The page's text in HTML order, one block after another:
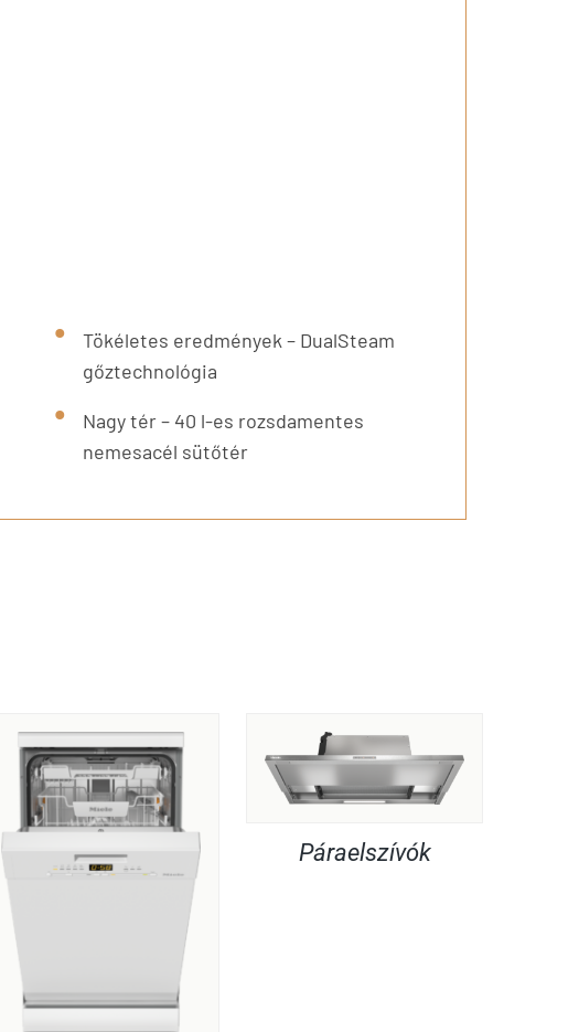
Tökéletes eredmények – DualSteam
gőztechnológia
Nagy tér – 40 l-es rozsdamentes
nemesacél sütőtér
Páraelszívók